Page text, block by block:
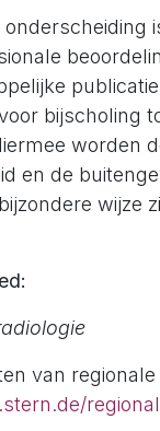
onderscheiding
bijscholing
worden
en de
wijze
van